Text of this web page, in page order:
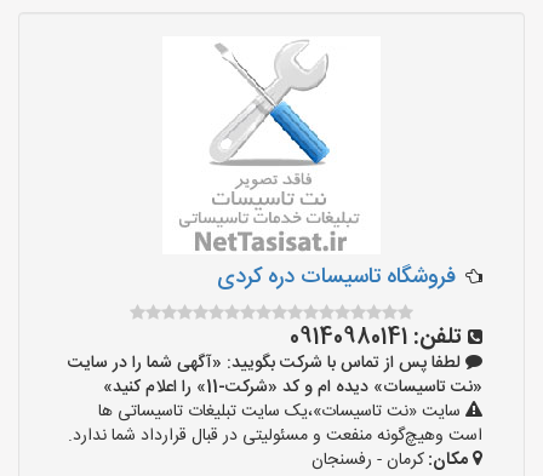
‌فروشگاه تاسیسات دره کردی
تلفن: 09140980141
لطفا پس از تماس با شرکت بگویید: «آگهی شما را در سایت
«نت تاسیسات» دیده ام و کد «شرکت-11» را اعلام کنید»
سایت «نت تاسیسات»،یک سایت تبلیغات تاسیساتی ها
است وهیچ‌گونه منفعت و مسئولیتی در قبال قرارداد شما ندارد.
مکان:کرمان - رفسنجان